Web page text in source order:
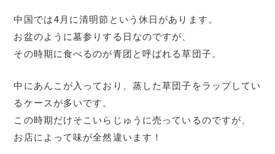
中国では4月に清明節という休日があります。
お盆のように墓参りする日なのですが、
その時期に食べるのが青团と呼ばれる草団子。
中にあんこが入っており、蒸した草団子をラップしてい
るケースが多いです。
この時期だけそこいらじゅうに売っているのですが、
お店によって味が全然違います！